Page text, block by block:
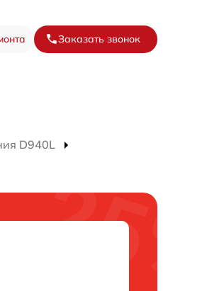
Заказать звонок
D940L